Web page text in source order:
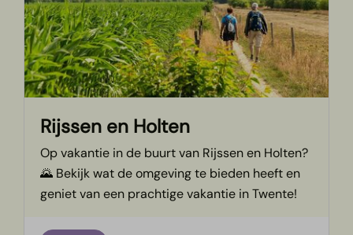
Rijssen en Holten
Op vakantie in de buurt van Rijssen en Holten?
🌄 Bekijk wat de omgeving te bieden heeft en
geniet van een prachtige vakantie in Twente!